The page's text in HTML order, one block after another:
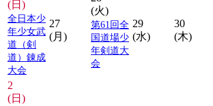
(日)
全日本少
年少女武
道（剣
道）錬成
大会
27
(月)
(火)
第61回全
国道場少
年剣道大
会
29
(水)
30
(木)
2
(日)